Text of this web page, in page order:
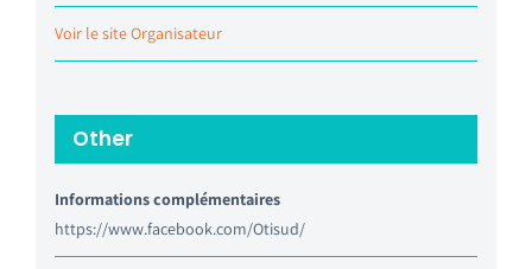
Voir le site Organisateur
Other
Informations complémentaires
https://www.facebook.com/Otisud/